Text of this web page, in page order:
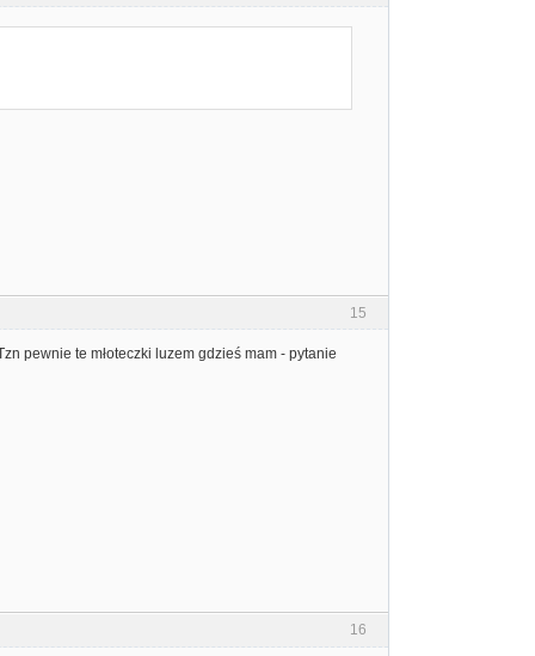
15
pewnie te młoteczki luzem gdzieś mam - pytanie
16